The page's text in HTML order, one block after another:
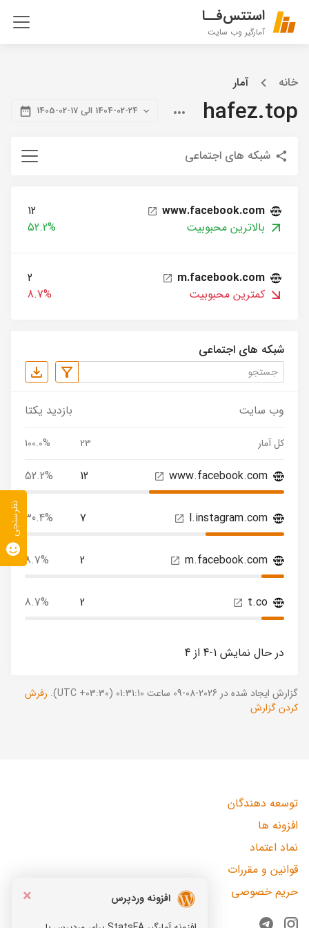
استتس‌فــا
آمارگیر وب سایت
خانه آمار
hafez.top 1404-02-24 الی 17-02-1405
شبکه های اجتماعی
www.facebook.com
12
بالاترین محبوبیت
52.2%
m.facebook.com
2
کمترین محبوبیت
8.7%
شبکه های اجتماعی
وب سایت بازدید یکتا
کل آمار 23
100.0%
www.facebook.com
12
52.2%
l.instagram.com
7
30.4%
m.facebook.com
2
8.7%
t.co
2
8.7%
در حال نمایش 1-4 از 4
گزارش ایجاد شده در 2026-08-09 ساعت 01:31:10 (UTC +03:30).
رفرش
کردن گزارش
×
افزونه وردپرس
توسعه دهندگان
افزونه ها
نماد اعتماد
قوانین و مقررات
حریم خصوصی
نظرسنجی